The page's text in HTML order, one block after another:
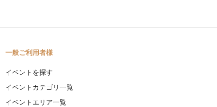
一般ご利用者様
イベントを探す
イベントカテゴリ一覧
イベントエリア一覧